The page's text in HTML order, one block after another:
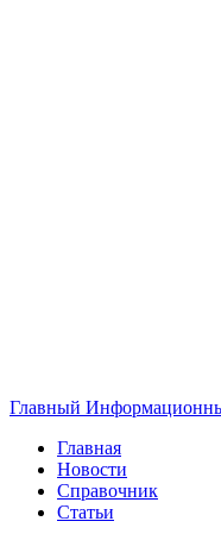
Главный
Главная
Новости
Справочник
Статьи